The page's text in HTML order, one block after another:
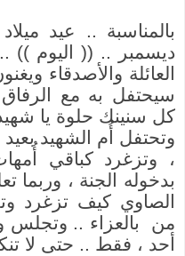
ديسمبر .. (( اليوم ))
العائلة والأصدقاء
سيحتفل به مع
كل سنينك حلوة يا
وتحتفل أُم الشهيد بعيد
، وتزغرد كباقي
بدخوله الجنة ، وربما
الصاوي كيف تزغرد
من بالعزاء .. وتجلس
أحد ، فقط .. حتى لا